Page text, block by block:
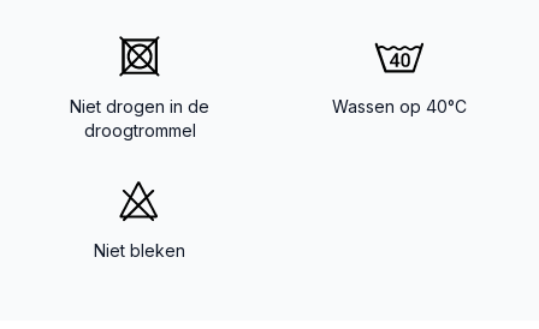
Niet drogen in de
droogtrommel
Wassen op 40°C
Niet bleken